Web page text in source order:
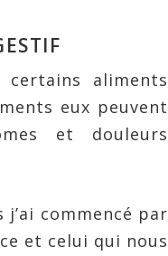
aliments
eux peuvent
et douleurs
commencé par
et celui qui nous